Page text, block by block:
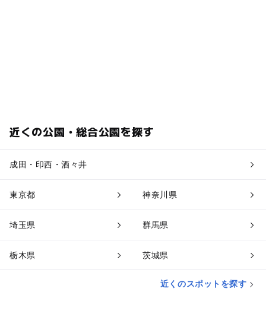
近くの公園・総合公園を探す
成田・印西・酒々井
東京都 神奈川県
埼玉県 群馬県
栃木県 茨城県
近くのスポットを探す